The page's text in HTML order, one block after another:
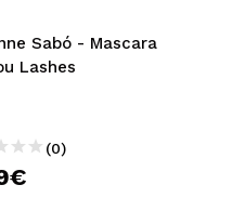
Sabó - Mascara
Lashes
(0)